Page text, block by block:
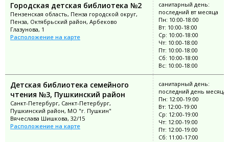
Городская детская библиотека №2
Пензенская область, Пенза городской округ,
Пенза, Октябрьский район, Арбеково
Глазунова, 1
Расположение на карте
санитарный день:
последний вт месяца
Пн: 10:00-18:00
Вт: 10:00-18:00
Ср: 10:00-18:00
Чт: 10:00-18:00
Пт: 10:00-18:00
Сб: 10:00-18:00
Вс: 10:00-18:00
Детская библиотека семейного
чтения №3, Пушкинский район
Санкт-Петербург, Санкт-Петербург,
Пушкинский район, МО "г. Пушкин"
Вячеслава Шишкова, 32/15
Расположение на карте
санитарный день:
последний день месяца
Пн: 12:00-19:00
Вт: 12:00-19:00
Ср: 12:00-19:00
Чт: 12:00-19:00
Пт: 12:00-19:00
Сб: 11:00-17:00